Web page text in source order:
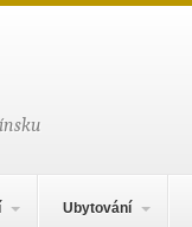
Ubytování